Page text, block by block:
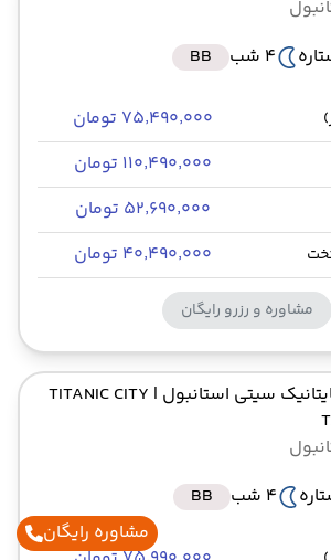
4 شب BB
۷۵٬۴۹۰٬۰۰۰ تومان
۱۱۰٬۴۹۰٬۰۰۰ تومان
۵۲٬۶۹۰٬۰۰۰ تومان
۴۰٬۴۹۰٬۰۰۰ تومان
مشاوره و رزرو رایگان
سیتی استانبول | TITANIC CITY
4 شب BB
مشاوره رایگان